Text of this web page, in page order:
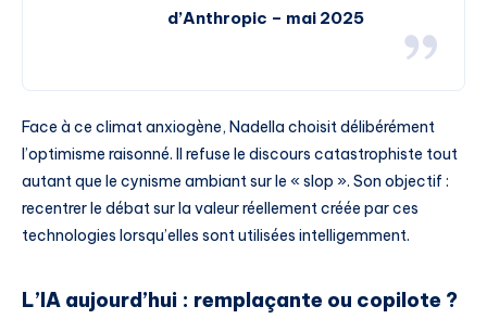
d’Anthropic – mai 2025
Face à ce climat anxiogène, Nadella choisit délibérément
l’optimisme raisonné. Il refuse le discours catastrophiste tout
autant que le cynisme ambiant sur le « slop ». Son objectif :
recentrer le débat sur la valeur réellement créée par ces
technologies lorsqu’elles sont utilisées intelligemment.
L’IA aujourd’hui : remplaçante ou copilote ?